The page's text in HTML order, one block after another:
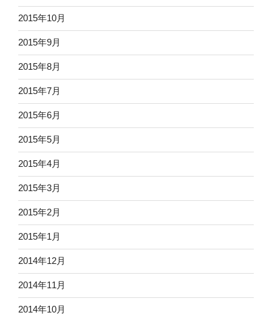
2015年10月
2015年9月
2015年8月
2015年7月
2015年6月
2015年5月
2015年4月
2015年3月
2015年2月
2015年1月
2014年12月
2014年11月
2014年10月